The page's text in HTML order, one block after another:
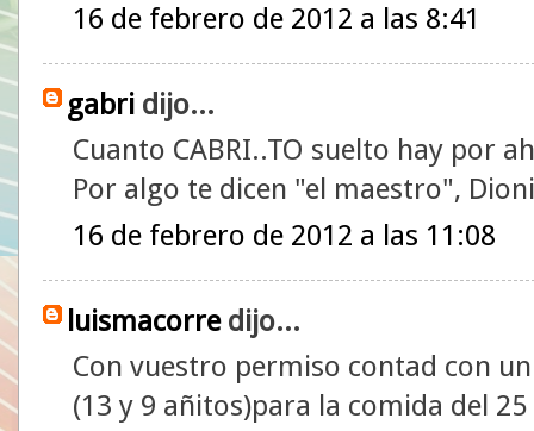
16 de febrero de 2012 a las 8:41
gabri dijo...
Cuanto CABRI..TO suelto hay por
Por algo te dicen "el maestro",
16 de febrero de 2012 a las 11:08
luismacorredijo...
Con vuestro permiso contad con
(13 y 9 añitos)para la comida del